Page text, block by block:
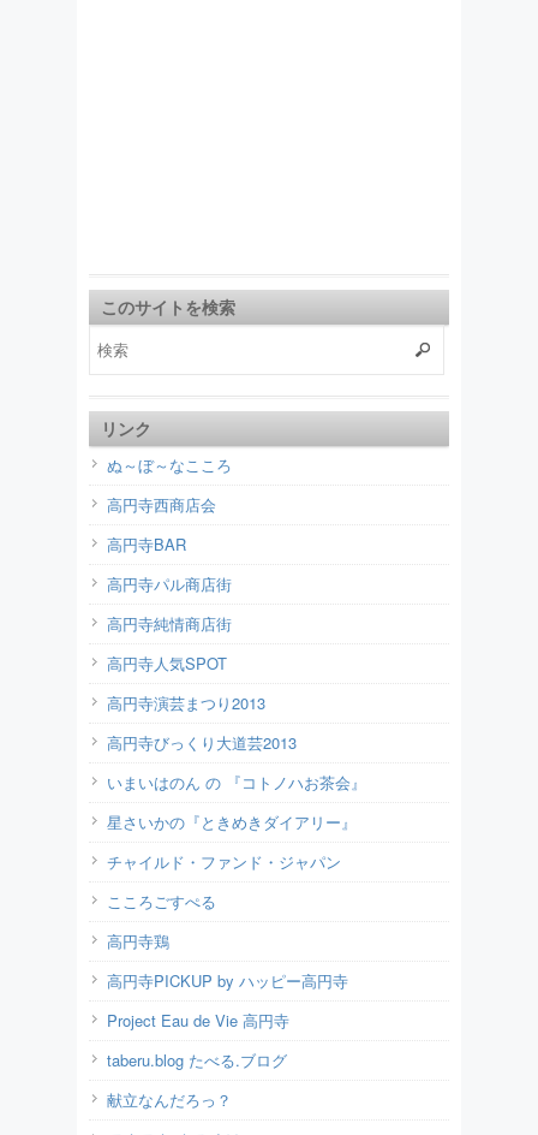
このサイトを検索
リンク
ぬ～ぼ～なこころ
高円寺西商店会
高円寺BAR
高円寺パル商店街
高円寺純情商店街
高円寺人気SPOT
高円寺演芸まつり2013
高円寺びっくり大道芸2013
いまいはのん の 『コトノハお茶会』
星さいかの『ときめきダイアリー』
チャイルド・ファンド・ジャパン
こころごすぺる
高円寺鶏
高円寺PICKUP by ハッピー高円寺
Project Eau de Vie 高円寺
taberu.blog たべる.ブログ
献立なんだろっ？